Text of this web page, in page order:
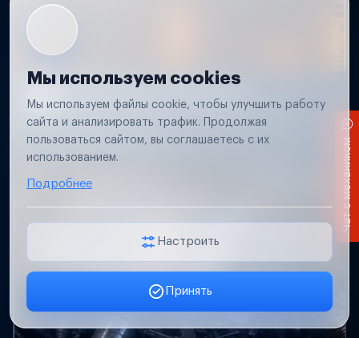
Проверим проводку и разъемы, восстановим
освещение прицепа.
Мы используем cookies
Мы используем файлы cookie, чтобы улучшить работу
сайта и анализировать трафик. Продолжая
пользоваться сайтом, вы соглашаетесь с их
использованием.
Подробнее
Настроить
Принять
Заявка онлайн
Чат с механиком